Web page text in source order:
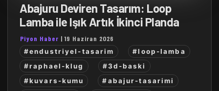
Abajuru Deviren Tasarım: Loop
Lamba ile Işık Artık İkinci Planda
Piyon Haber |19 Haziran 2026
#endustriyel-tasarim
#loop-lamba
#raphael-klug
#3d-baski
#kuvars-kumu
#abajur-tasarimi